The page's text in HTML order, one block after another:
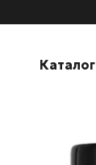
Каталог